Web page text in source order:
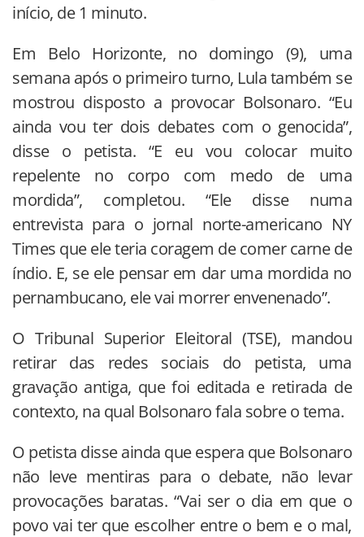
início, de 1 minuto.
Em Belo Horizonte, no domingo (9), uma
semana após o primeiro turno, Lula também se
mostrou disposto a provocar Bolsonaro. “Eu
ainda vou ter dois debates com o genocida”,
disse o petista. “E eu vou colocar muito
repelente no corpo com medo de uma
mordida”, completou. “Ele disse numa
entrevista para o jornal norte-americano NY
Times que ele teria coragem de comer carne de
índio. E, se ele pensar em dar uma mordida no
pernambucano, ele vai morrer envenenado”.
O Tribunal Superior Eleitoral (TSE), mandou
retirar das redes sociais do petista, uma
gravação antiga, que foi editada e retirada de
contexto, na qual Bolsonaro fala sobre o tema.
O petista disse ainda que espera que Bolsonaro
não leve mentiras para o debate, não levar
provocações baratas. “Vai ser o dia em que o
povo vai ter que escolher entre o bem e o mal,